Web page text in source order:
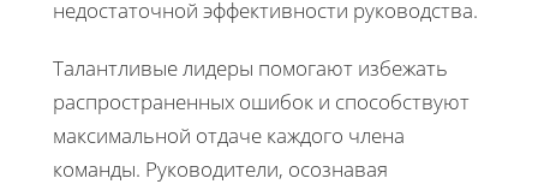
недостаточной эффективности руководства.
Талантливые лидеры помогают избежать
распространенных ошибок и способствуют
максимальной отдаче каждого члена
команды. Руководители, осознавая